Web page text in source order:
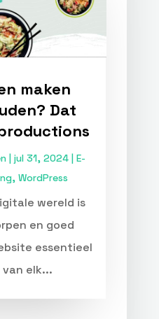
maken
Dat
| jul 31, 2024| E-
, WordPress
wereld is
en goed
essentieel
elk...